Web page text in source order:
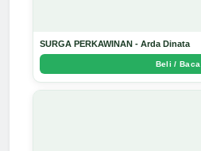
SURGA PERKAWINAN - Arda Dinata
Beli / Baca